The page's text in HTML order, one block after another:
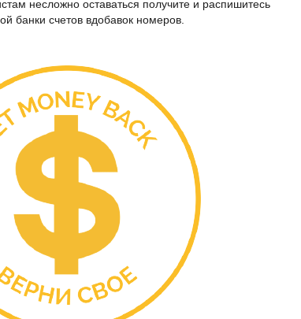
несложно оставаться получите и распишитесь
банки счетов вдобавок номеров.